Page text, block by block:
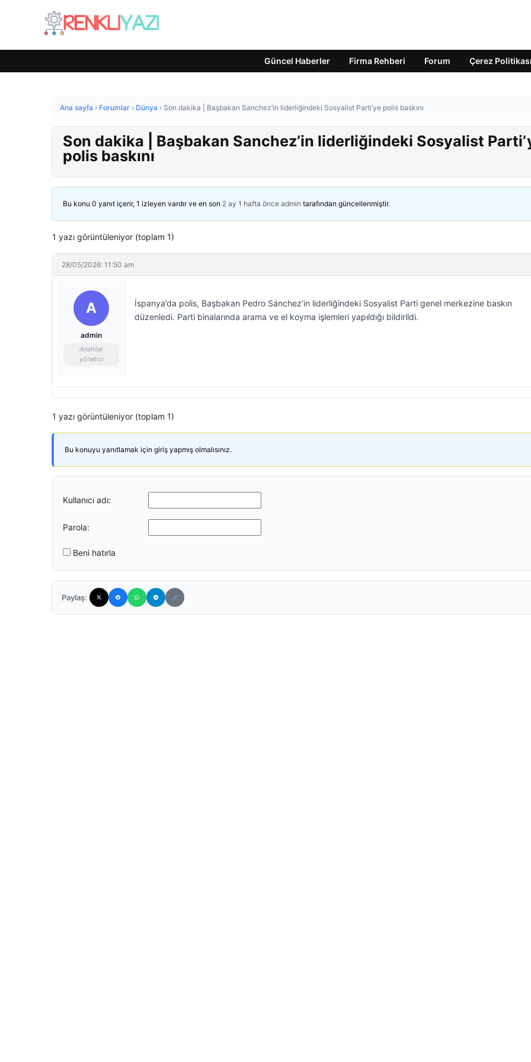
Güncel Haberler Firma Rehberi Forum Çerez Politikası
Ana sayfa › Forumlar › Dünya › Son dakika | Başbakan Sanchez’in liderliğindeki Sosyalist Parti’ye polis baskını
Son dakika | Başbakan Sanchez’in liderliğindeki Sosyalist
polis baskını
Bu konu 0 yanıt içerir, 1 izleyen vardır ve en son 2 ay 1 hafta önce admin tarafından güncellenmiştir.
1 yazı görüntüleniyor (toplam 1)
28/05/2026: 11:50 am
A
admin
Anahtar
yönetici
İspanya’da polis, Başbakan Pedro Sánchez’in liderliğindeki Sosyalist Parti genel merkezine baskın
düzenledi. Parti binalarında arama ve el koyma işlemleri yapıldığı bildirildi.
1 yazı görüntüleniyor (toplam 1)
Bu konuyu yanıtlamak için giriş yapmış olmalısınız.
Kullanıcı adı:
Parola:
Beni hatırla
Paylaş: